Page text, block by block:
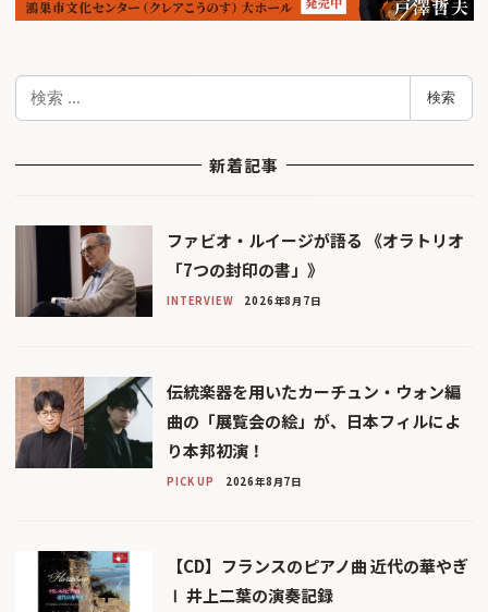
検
検索
新着記事
ファビオ・ルイージが語る 《オラトリオ
「7つの封印の書」》
INTERVIEW 2026年8月7日
伝統楽器を用いたカーチュン・ウォン編
曲の「展覧会の絵」が、日本フィルによ
り本邦初演！
PICK UP 2026年8月7日
【CD】フランスのピアノ曲 近代の華やぎ
Ⅰ 井上二葉の演奏記録